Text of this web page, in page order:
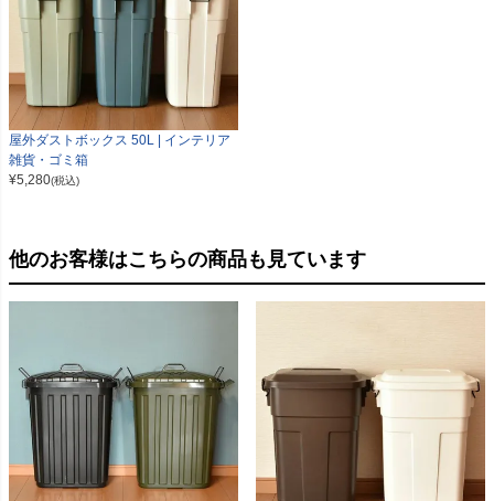
屋外ダストボックス 50L | インテリア
雑貨・ゴミ箱
¥5,280(税込)
他のお客様はこちらの商品も見ています